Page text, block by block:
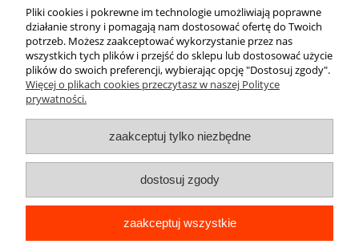
Moje konto
Płatności i dostawa
O nas
Pliki cookies i pokrewne im technologie umożliwiają poprawne
działanie strony i pomagają nam dostosować ofertę do Twoich
potrzeb. Możesz zaakceptować wykorzystanie przez nas
wszystkich tych plików i przejść do sklepu lub dostosować użycie
plików do swoich preferencji, wybierając opcję "Dostosuj zgody".
Więcej o plikach cookies przeczytasz w naszej Polityce
prywatności.
zaakceptuj tylko niezbędne
dostosuj zgody
zaakceptuj wszystkie